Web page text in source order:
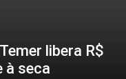
libera R$
à seca